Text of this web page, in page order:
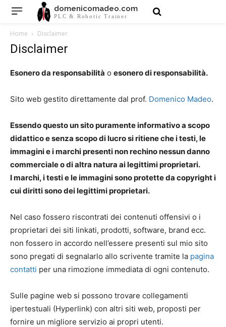
domenicomadeo.com
PLC & Robotic Trainer
Home Disclaimer
Disclaimer
Esonero da responsabilità o esonero di responsabilità.
Sito web gestito direttamente dal prof. Domenico Madeo.
Essendo questo un sito puramente informativo a scopo
didattico e senza scopo di lucro si ritiene che i testi, le
immagini e i marchi presenti non rechino nessun danno
commerciale o di altra natura ai legittimi proprietari.
I marchi, i testi e le immagini sono protette da copyright i
cui diritti sono dei legittimi proprietari.
Nel caso fossero riscontrati dei contenuti offensivi o i
proprietari dei siti linkati, prodotti, software, brand ecc.
non fossero in accordo nell’essere presenti sul mio sito
sono pregati di segnalarlo allo scrivente tramite la pagina
contatti per una rimozione immediata di ogni contenuto.
Sulle pagine web si possono trovare collegamenti
ipertestuali (Hyperlink) con altri siti web, proposti per
fornire un migliore servizio ai propri utenti.